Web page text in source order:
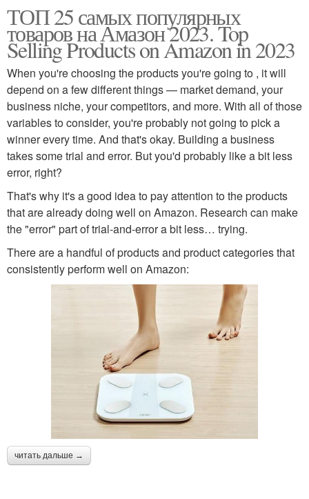
ТОП 25 самых популярных
товаров на Амазон 2023. Top
Selling Products on Amazon in 2023
When you're choosing the products you're going to , it will
depend on a few different things — market demand, your
business niche, your competitors, and more. With all of those
variables to consider, you're probably not going to pick a
winner every time. And that's okay. Building a business
takes some trial and error. But you'd probably like a bit less
error, right?
That's why it's a good idea to pay attention to the products
that are already doing well on Amazon. Research can make
the "error" part of trial-and-error a bit less… trying.
There are a handful of products and product categories that
consistently perform well on Amazon:
читать дальше →